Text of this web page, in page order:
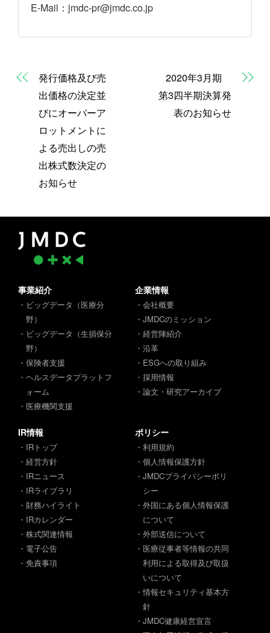
E-Mail：jmdc-pr@jmdc.co.jp
発行価格及び売
出価格の決定並
びにオーバーア
ロットメントに
よる売出しの売
出株式数決定の
お知らせ
2020年3月期
第3四半期決算発
表のお知らせ
事業紹介
・ビッグデータ（医療分
野）
・ビッグデータ（生損保分
野）
・保険者支援
・ヘルスデータプラットフ
ォーム
・医療機関支援
企業情報
・会社概要
・JMDCのミッション
・経営陣紹介
・沿革
・ESGへの取り組み
・採用情報
・論文・研究アーカイブ
IR情報
・IRトップ
・経営方針
・IRニュース
・IRライブラリ
・財務ハイライト
・IRカレンダー
・株式関連情報
・電子公告
・免責事項
ポリシー
・利用規約
・個人情報保護方針
・JMDCプライバシーポリ
シー
・外国にある個人情報保護
について
・外部送信について
・医療従事者等情報の共同
利用による取得及び取扱
いについて
・情報セキュリティ基本方
針
・JMDC健康経営宣言